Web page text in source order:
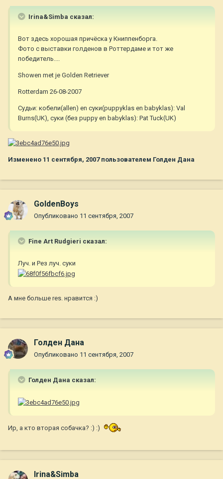
Irina&Simba сказал:
Вот здесь хорошая причёска у Книппенборга.
Фото с выставки голденов в Роттердаме и тот же
победитель....
Showen met je Golden Retriever
Rotterdam 26-08-2007
Судьи: кобели(allen) en суки(puppyklas en babyklas): Val
Burns(UK), суки (без puppy en babyklas): Pat Tuck(UK)
Изменено 11 сентября, 2007пользователем Голден Дана
GoldenBoys
Опубликовано 11 сентября, 2007
Fine Art Rudgieri сказал:
Луч. и Рез луч. суки
А мне больше res. нравится :)
Голден Дана
Опубликовано 11 сентября, 2007
Голден Дана сказал:
Ир, а кто вторая собачка? :) :)
Irina&Simba